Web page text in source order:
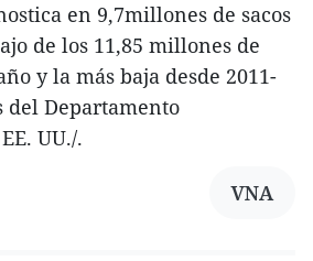
en 9,7millones de sacos
de los 11,85 millones de
y la más baja desde 2011-
del Departamento
UU./.
VNA